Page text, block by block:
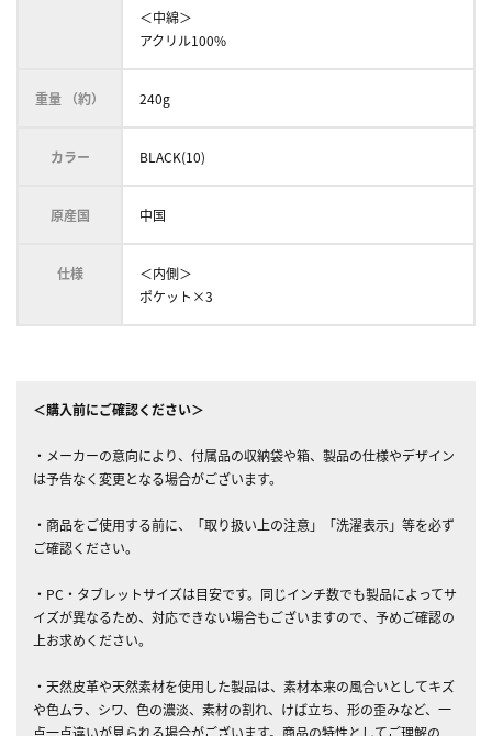
＜中綿＞
アクリル100%
重量 （約） 240g
カラー BLACK(10)
原産国 中国
仕様
＜内側＞
ポケット×3
＜購入前にご確認ください＞
・メーカーの意向により、付属品の収納袋や箱、製品の仕様やデザイン
は予告なく変更となる場合がございます。
・商品をご使用する前に、「取り扱い上の注意」「洗濯表示」等を必ず
ご確認ください。
・PC・タブレットサイズは目安です。同じインチ数でも製品によってサ
イズが異なるため、対応できない場合もございますので、予めご確認の
上お求めください。
・天然皮革や天然素材を使用した製品は、素材本来の風合いとしてキズ
や色ムラ、シワ、色の濃淡、素材の割れ、けば立ち、形の歪みなど、一
点一点違いが見られる場合がございます。商品の特性としてご理解の